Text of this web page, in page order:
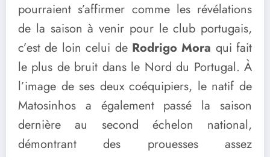
pourraient s’affirmer comme les révélations
de la saison à venir pour le club portugais,
c’est de loin celui de Rodrigo Mora qui fait
le plus de bruit dans le Nord du Portugal. À
l’image de ses deux coéquipiers, le natif de
Matosinhos a également passé la saison
dernière au second échelon national,
démontrant des prouesses assez